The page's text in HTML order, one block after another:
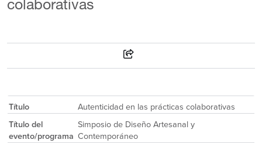
colaborativas
Título
Autenticidad en las prácticas colaborativas
Título del
evento/programa
Simposio de Diseño Artesanal y
Contemporáneo